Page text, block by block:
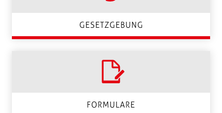
GESETZGEBUNG
FORMULARE